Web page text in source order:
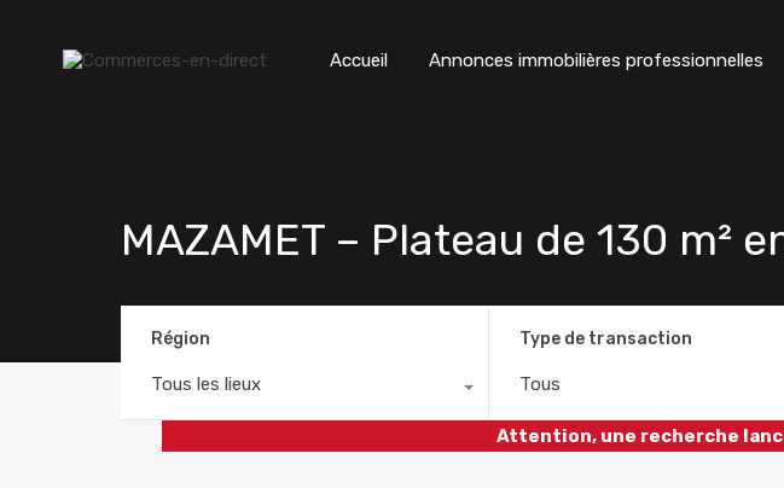
Accueil Annonces immobilières professionnelles
MAZAMET – Plateau de 130 m²
Région
Tous les lieux
Type de transaction
Tous
Attention, une recherche